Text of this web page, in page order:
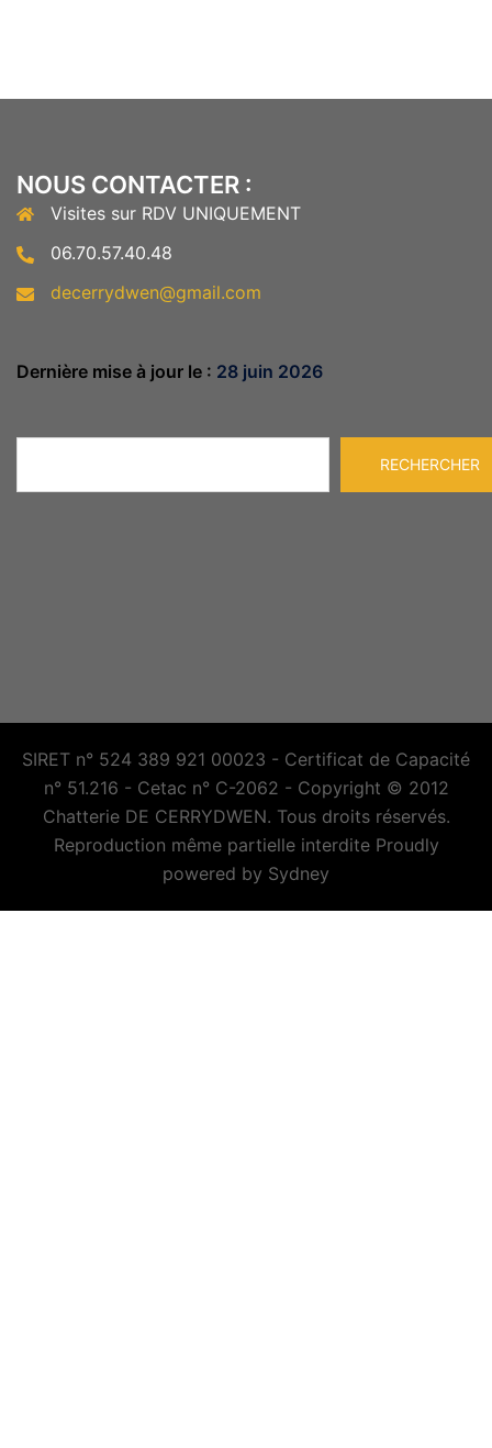
NOUS CONTACTER :
Visites sur RDV UNIQUEMENT
06.70.57.40.48
decerrydwen@gmail.com
Dernière mise à jour le : 28 juin 2026
RECHERCHER
SIRET n° 524 389 921 00023 - Certificat de Capacité
n° 51.216 - Cetac n° C-2062 - Copyright © 2012
Chatterie DE CERRYDWEN. Tous droits réservés.
Reproduction même partielle interdite Proudly
powered by Sydney